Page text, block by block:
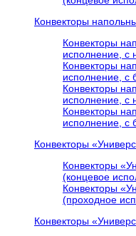
Конвекторы
Конвекторы
исполнение, с
Конвекторы
исполнение, с
Конвекторы
исполнение, с
Конвекторы
исполнение, с
Конвекторы
Конвекторы
(концевое
Конвекторы
(проходное
Конвекторы